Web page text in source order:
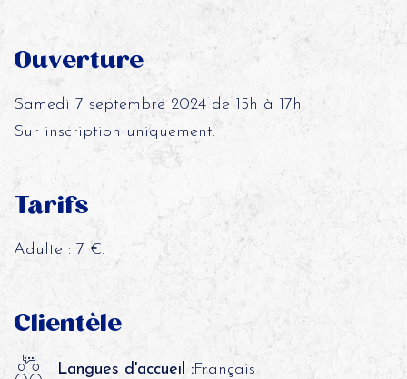
Ouverture
Samedi 7 septembre 2024 de 15h à 17h.
Sur inscription uniquement.
Tarifs
Adulte : 7 €.
Clientèle
Langues d'accueil :Français